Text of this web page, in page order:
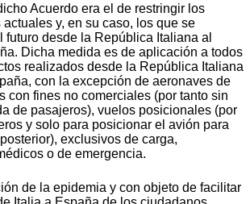
Acuerdo era el de restringir los
y, en su caso, los que se
futuro desde la República Italiana al
Dicha medida es de aplicación a todos
realizados desde la República Italiana
con la excepción de aeronaves de
con fines no comerciales (por tanto sin
de pasajeros), vuelos posicionales (por
y solo para posicionar el avión para
exclusivos de carga,
o de emergencia.
de la epidemia y con objeto de facilitar